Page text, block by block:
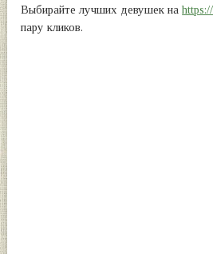
Выбирайте лучших девушек на
пару кликов.